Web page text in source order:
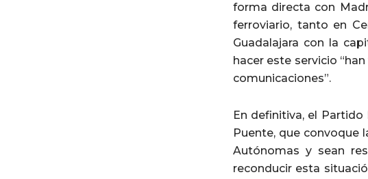
forma directa con
ferroviario, tanto en
Guadalajara con la
hacer este servicio
comunicaciones”.
En definitiva, el
Puente, que convoque
Autónomas y sean
reconducir esta